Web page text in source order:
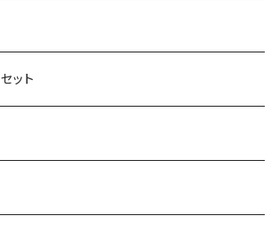
ット